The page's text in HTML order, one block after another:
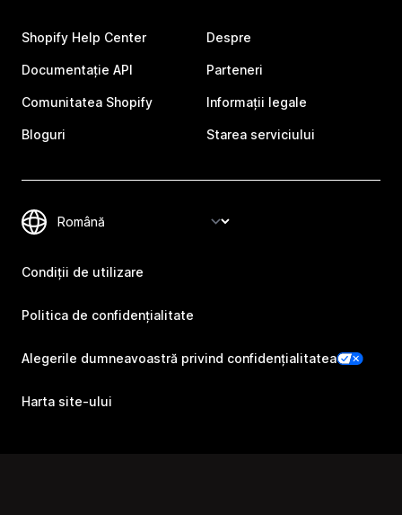
Shopify Help Center
Documentație API
Comunitatea Shopify
Bloguri
Despre
Parteneri
Informații legale
Starea serviciului
Condiții de utilizare
Politica de confidențialitate
Alegerile dumneavoastră privind confidențialitatea
Harta site-ului